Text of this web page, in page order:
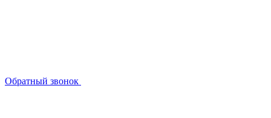
Обратный звонок